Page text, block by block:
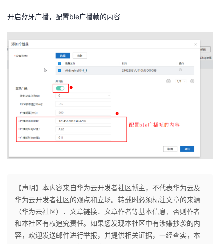
开启蓝牙广播，配置ble广播帧的内容
【声明】本内容来自华为云开发者社区博主，不代表华为云及
华为云开发者社区的观点和立场。转载时必须标注文章的来源
（华为云社区）、文章链接、文章作者等基本信息，否则作者
和本社区有权追究责任。如果您发现本社区中有涉嫌抄袭的内
容，欢迎发送邮件进行举报，并提供相关证据，一经查实，本